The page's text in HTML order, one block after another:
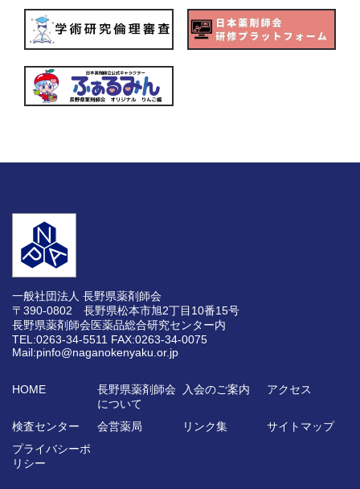
一般社団法人 長野県薬剤師会
〒390-0802 長野県松本市旭2丁目10番15号
長野県薬剤師会医薬品総合研究センター内
TEL:0263-34-5511 FAX:0263-34-0075
Mail:pinfo@naganokenyaku.or.jp
HOME
長野県薬剤師会
について
入会のご案内 アクセス
検査センター 会営薬局 リンク集
サイトマップ
プライバシーポ
リシー